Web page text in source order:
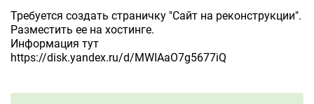
Требуется создать страничку "Сайт на реконструкции".
Разместить ее на хостинге.
Информация тут
https://disk.yandex.ru/d/MWIAaO7g5677iQ